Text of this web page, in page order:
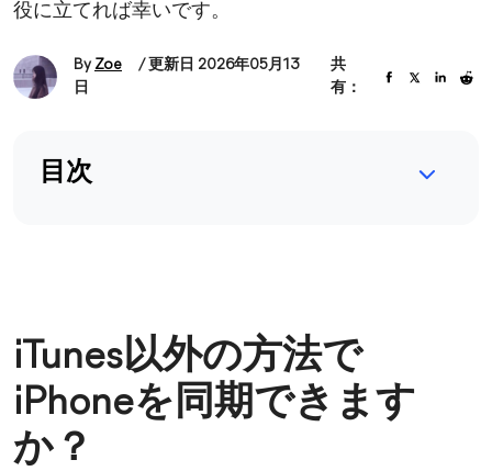
役に立てれば幸いです。
By Zoe
/ 更新日 2026年05月13
日
共
有：
目次
iTunes以外の方法で
iPhoneを同期できます
か？